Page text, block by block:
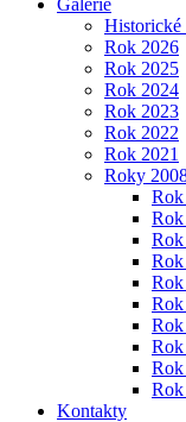
Galerie
Historické
Rok 2026
Rok 2025
Rok 2024
Rok 2023
Rok 2022
Rok 2021
Roky
Rok
Kontakty